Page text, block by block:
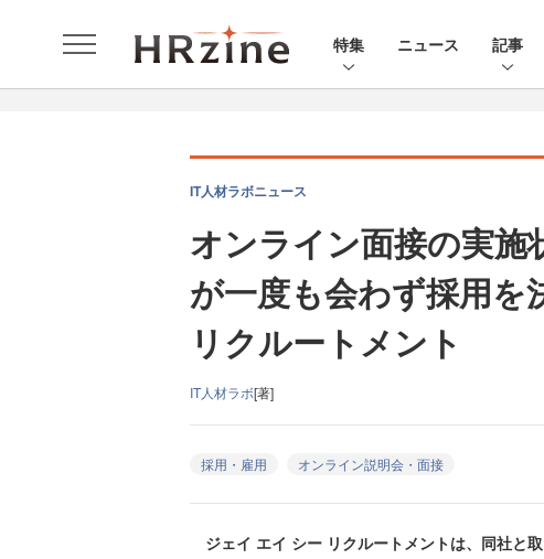
特集 ニュース 記事
IT人材ラボニュース
オンライン面接の実施
が一度も会わず採用
リクルートメント
IT人材ラボ[著]
採用・雇用 オンライン説明会・面接
ジェイ エイ シー リクルートメントは、同社と